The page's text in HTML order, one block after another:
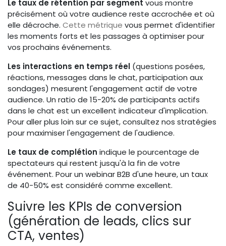
Le taux de rétention par segment vous montre
précisément où votre audience reste accrochée et où
elle décroche. Cette métrique vous permet d'identifier
les moments forts et les passages à optimiser pour
vos prochains événements.
Les interactions en temps réel (questions posées,
réactions, messages dans le chat, participation aux
sondages) mesurent l'engagement actif de votre
audience. Un ratio de 15-20% de participants actifs
dans le chat est un excellent indicateur d'implication.
Pour aller plus loin sur ce sujet, consultez nos stratégies
pour maximiser l'engagement de l'audience.
Le taux de complétion indique le pourcentage de
spectateurs qui restent jusqu'à la fin de votre
événement. Pour un webinar B2B d'une heure, un taux
de 40-50% est considéré comme excellent.
Suivre les KPIs de conversion
(génération de leads, clics sur
CTA, ventes)